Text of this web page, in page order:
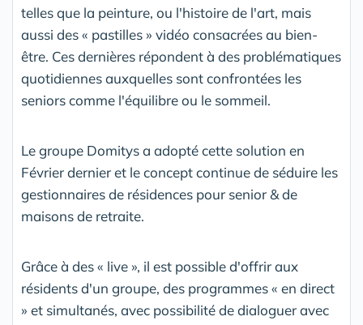
telles que la peinture, ou l'histoire de l'art, mais
aussi des « pastilles » vidéo consacrées au bien-
être. Ces dernières répondent à des problématiques
quotidiennes auxquelles sont confrontées les
seniors comme l'équilibre ou le sommeil.
Le groupe Domitys a adopté cette solution en
Février dernier et le concept continue de séduire les
gestionnaires de résidences pour senior & de
maisons de retraite.
Grâce à des « live », il est possible d'offrir aux
résidents d'un groupe, des programmes « en direct
» et simultanés, avec possibilité de dialoguer avec